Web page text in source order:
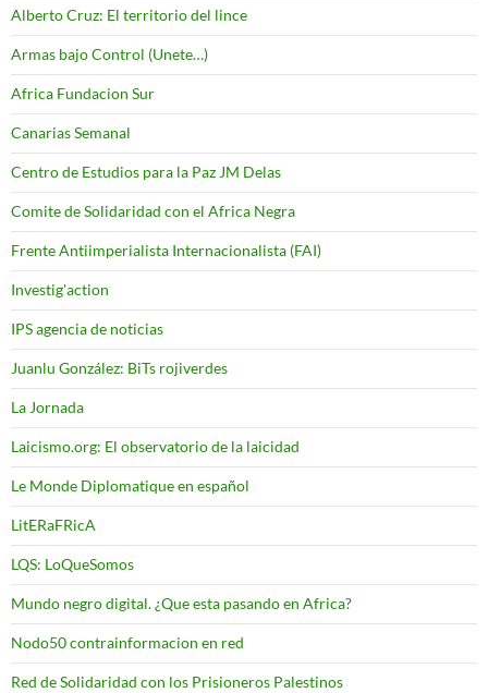
Alberto Cruz: El territorio del lince
Armas bajo Control (Unete…)
Africa Fundacion Sur
Canarias Semanal
Centro de Estudios para la Paz JM Delas
Comite de Solidaridad con el Africa Negra
Frente Antiimperialista Internacionalista (FAI)
Investig'action
IPS agencia de noticias
Juanlu González: BiTs rojiverdes
La Jornada
Laicismo.org: El observatorio de la laicidad
Le Monde Diplomatique en español
LitERaFRicA
LQS: LoQueSomos
Mundo negro digital. ¿Que esta pasando en Africa?
Nodo50 contrainformacion en red
Red de Solidaridad con los Prisioneros Palestinos